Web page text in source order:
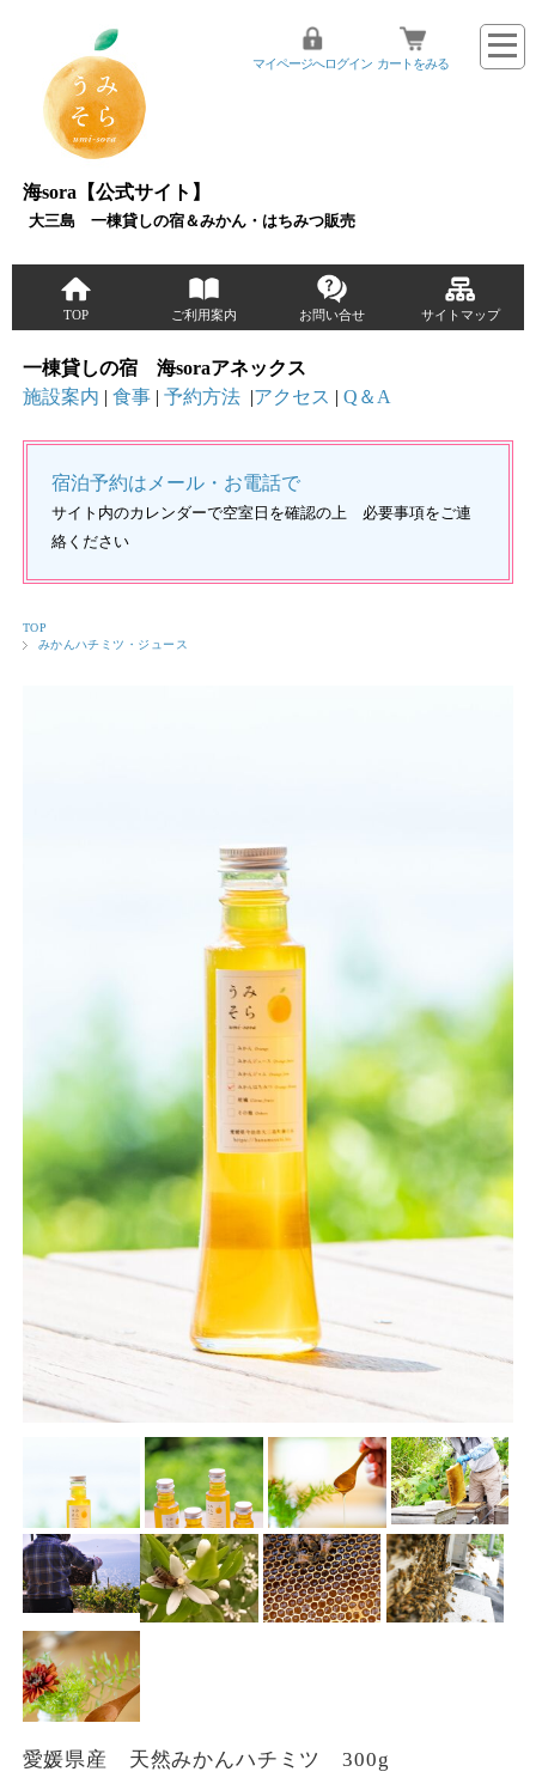
海sora【公式サイト】
大三島 一棟貸しの宿＆みかん・はちみつ販売
マイページへログイン カートをみる
TOP ご利用案内 お問い合せ サイトマップ
一棟貸しの宿 海soraアネックス
施設案内 | 食事| 予約方法|アクセス | Q＆A
宿泊予約はメール・お電話で
サイト内のカレンダーで空室日を確認の上 必要事項をご連
絡ください
TOP
みかんハチミツ・ジュース
愛媛県産 天然みかんハチミツ 300g